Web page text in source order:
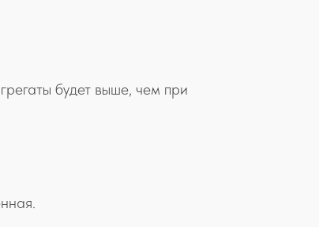
будет выше, чем при